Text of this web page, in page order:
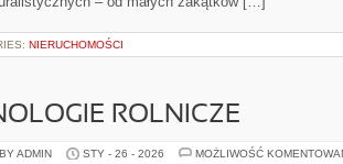
NIERUCHOMOŚCI
ROLNICZE
ADMIN STY - 26 - 2026 MOŻLIWOŚĆ